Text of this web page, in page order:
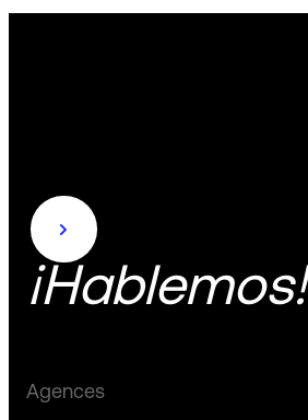
¡Hablemos!
Agences